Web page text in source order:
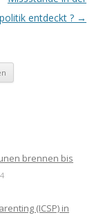
entdeckt ? →
brennen bis
(ICSP) in